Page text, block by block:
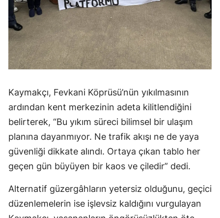
Kaymakçı, Fevkani Köprüsü’nün yıkılmasının
ardından kent merkezinin adeta kilitlendiğini
belirterek, “Bu yıkım süreci bilimsel bir ulaşım
planına dayanmıyor. Ne trafik akışı ne de yaya
güvenliği dikkate alındı. Ortaya çıkan tablo her
geçen gün büyüyen bir kaos ve çiledir” dedi.
Alternatif güzergâhların yetersiz olduğunu, geçici
düzenlemelerin ise işlevsiz kaldığını vurgulayan